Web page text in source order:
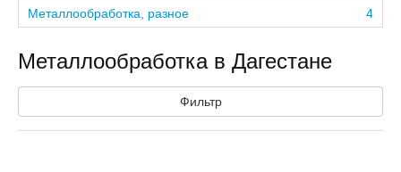
4
Металлообработка, разное
Металлообработка в Дагестане
Фильтр